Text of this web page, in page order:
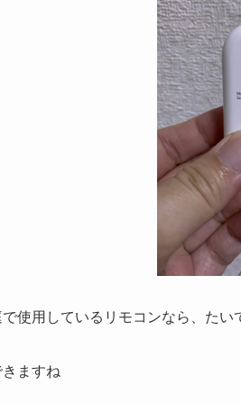
使用しているリモコンなら、たい
ますね